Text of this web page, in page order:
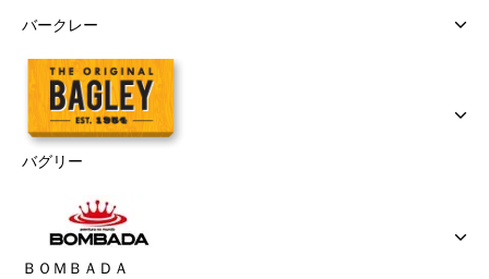
バークレー
バグリー
ＢＯＭＢＡＤＡ